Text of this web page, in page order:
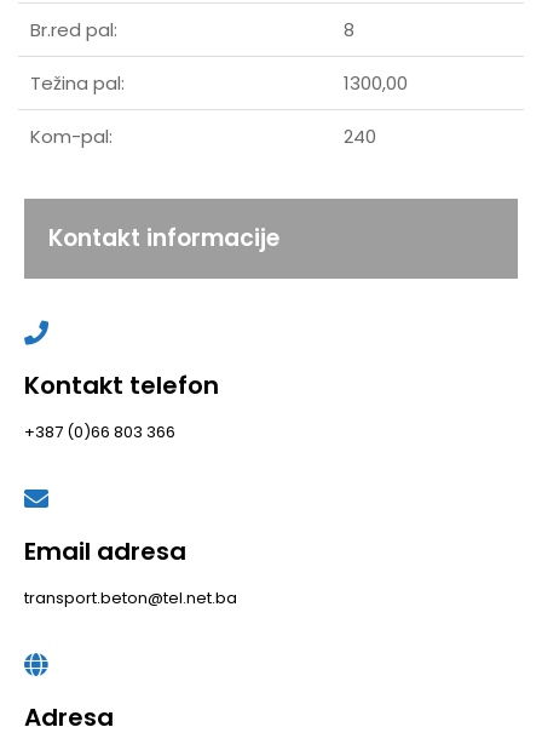
Br.red pal: 8
Težina pal: 1300,00
Kom-pal: 240
Kontakt informacije
Kontakt telefon
+387 (0)66 803 366
Email adresa
transport.beton@tel.net.ba
Adresa